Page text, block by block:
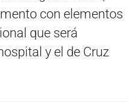
con elementos
que será
y el de Cruz